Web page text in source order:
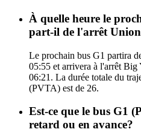
À quelle heure le
part-il de l'arrêt
Le prochain bus G1 partira
05:55 et arrivera à l'arrêt
06:21. La durée totale du
(PVTA) est de 26.
Est-ce que le bus G1
retard ou en avance?